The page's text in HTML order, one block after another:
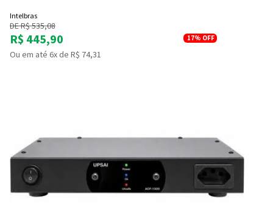
Intelbras
DE R$ 535,08
R$ 445,90 17% OFF
Ou em até 6x de R$ 74,31